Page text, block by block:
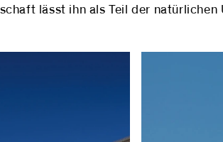
lässt ihn als Teil der natürlichen